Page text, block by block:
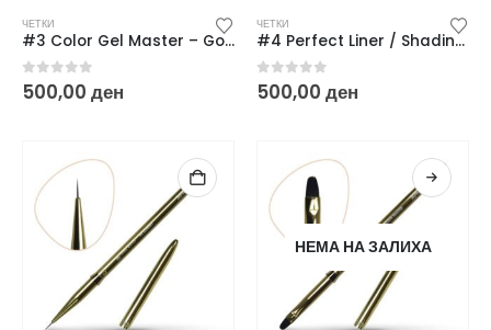
ЧЕТКИ
#3 Color Gel Master – Gold Edition
0out of 5
500,00 ден
ЧЕТКИ
#4 Perfect Liner / Shading Master – Gold Edition
0out of 5
500,00 ден
НЕМА НА ЗАЛИХА